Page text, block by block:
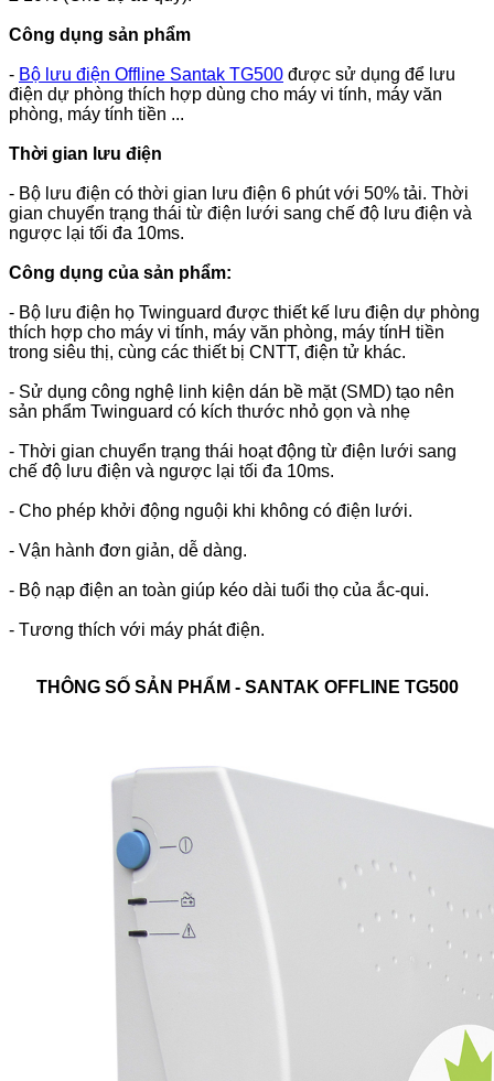
Công dụng sản phẩm
- Bộ lưu điện Offline Santak TG500 được sử dụng để lưu
điện dự phòng thích hợp dùng cho máy vi tính, máy văn
phòng, máy tính tiền ...
Thời gian lưu điện
- Bộ lưu điện có thời gian lưu điện 6 phút với 50% tải. Thời
gian chuyển trạng thái từ điện lưới sang chế độ lưu điện và
ngược lại tối đa 10ms.
Công dụng của sản phẩm:
- Bộ lưu điện họ Twinguard được thiết kế lưu điện dự phòng
thích hợp cho máy vi tính, máy văn phòng, máy tínH tiền
trong siêu thị, cùng các thiết bị CNTT, điện tử khác.
- Sử dụng công nghệ linh kiện dán bề mặt (SMD) tạo nên
sản phẩm Twinguard có kích thước nhỏ gọn và nhẹ
- Thời gian chuyển trạng thái hoạt động từ điện lưới sang
chế độ lưu điện và ngược lại tối đa 10ms.
- Cho phép khởi động nguội khi không có điện lưới.
- Vận hành đơn giản, dễ dàng.
- Bộ nạp điện an toàn giúp kéo dài tuổi thọ của ắc-qui.
- Tương thích với máy phát điện.
THÔNG SỐ SẢN PHẨM - SANTAK OFFLINE TG500